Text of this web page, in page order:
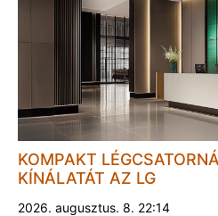
KOMPAKT
KÍNÁLATÁT AZ LG
2026. augusztus. 8. 22:14